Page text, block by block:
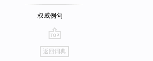
权威例句
go
top
返回词典